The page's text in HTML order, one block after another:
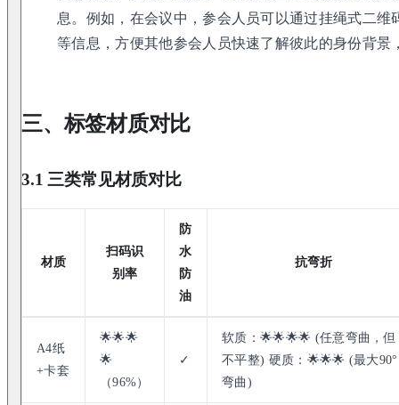
息。例如，在会议中，参会人员可以通过挂绳式二
等信息，方便其他参会人员快速了解彼此的身份背景
三、标签材质对比
3.1 三类常见材质对比
材质
扫码识
别率
防
水
防
油
抗弯折
A4纸
+卡套
🌟🌟🌟
🌟
（96%）
✓
软质：🌟🌟🌟🌟 (任意弯曲，但
不平整) 硬质：🌟🌟🌟 (最大90°
弯曲)